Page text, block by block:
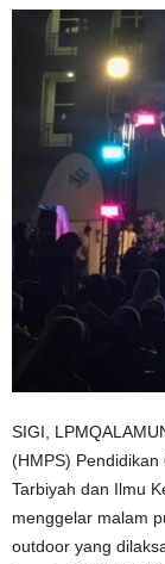
SIGI,
(HMPS)
Tarbiyah dan Ilmu
menggelar malam
outdoor yang